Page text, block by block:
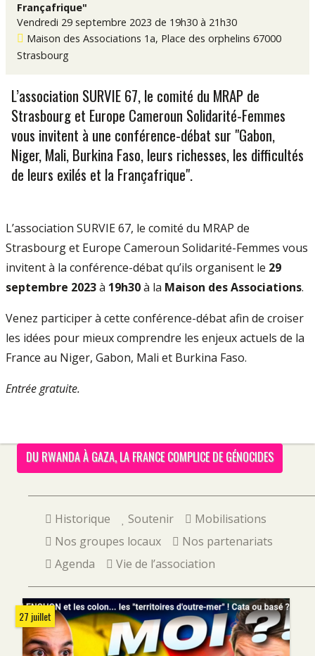
Françafrique"
Vendredi 29 septembre 2023 de 19h30 à 21h30
Maison des Associations 1a, Place des orphelins 67000
Strasbourg
L’association SURVIE 67, le comité du MRAP de
Strasbourg et Europe Cameroun Solidarité-Femmes
vous invitent à une conférence-débat sur "Gabon,
Niger, Mali, Burkina Faso, leurs richesses, les difficultés
de leurs exilés et la Françafrique".
L’association SURVIE 67, le comité du MRAP de
Strasbourg et Europe Cameroun Solidarité-Femmes vous
invitent à la conférence-débat qu’ils organisent le 29
septembre 2023à 19h30à la Maison des Associations.
Venez participer à cette conférence-débat afin de croiser
les idées pour mieux comprendre les enjeux actuels de la
France au Niger, Gabon, Mali et Burkina Faso.
Entrée gratuite.
DU RWANDA À GAZA, LA FRANCE COMPLICE DE GÉNOCIDES
Historique Soutenir
Mobilisations
Nos groupes locaux
Nos partenariats
Agenda
Vie de l’association
27 juillet